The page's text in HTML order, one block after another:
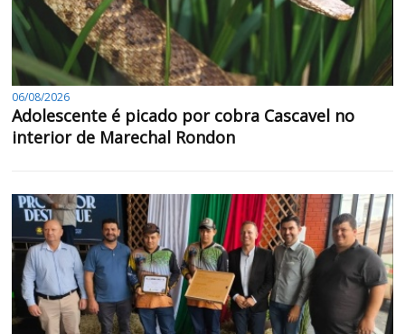
06/08/2026
Adolescente é picado por cobra Cascavel no
interior de Marechal Rondon